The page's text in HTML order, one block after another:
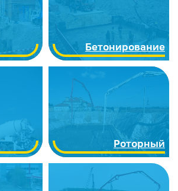
Бетонирование
Роторный